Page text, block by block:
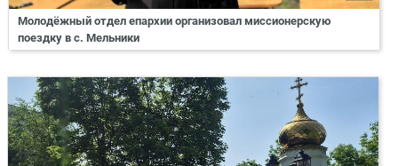
Молодёжный отдел епархии организовал миссионерскую
поездку в с. Мельники